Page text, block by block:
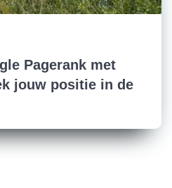
Pagerank met
jouw positie in de